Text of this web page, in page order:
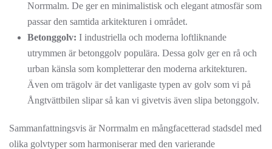
Norrmalm. De ger en minimalistisk och elegant atmosfär som
passar den samtida arkitekturen i området.
Betonggolv: I industriella och moderna loftliknande
utrymmen är betonggolv populära. Dessa golv ger en rå och
urban känsla som kompletterar den moderna arkitekturen.
Även om trägolv är det vanligaste typen av golv som vi på
Ångtvättbilen slipar så kan vi givetvis även slipa betonggolv.
Sammanfattningsvis är Norrmalm en mångfacetterad stadsdel med
olika golvtyper som harmoniserar med den varierande